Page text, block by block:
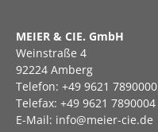
MEIER & CIE. GmbH
Weinstraße 4
92224 Amberg
Telefon: +49 9621 7890000
Telefax: +49 9621 7890004
E-Mail: info@meier-cie.de